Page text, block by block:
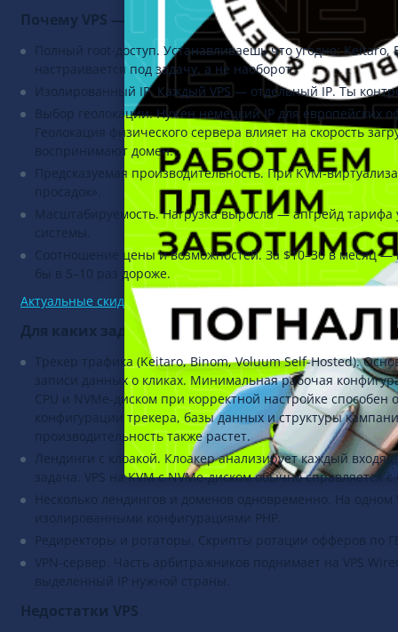
Почему VPS — стандарт для арбитражника
Полный root-доступ. Устанавливаешь что угодно:
настраивается под задачу, а не наоборот.
Изолированный IP. Каждый VPS — отдельный IP. Ты
Выбор геолокации. Нужен немецкий IP для европейских
Геолокация физического сервера влияет на скорость
воспринимают домен.
Предсказуемая производительность. При KVM-
просадок».
Масштабируемость. Нагрузка выросла — апгрейд
системы.
Соотношение цены и возможностей. За $10–30 в месяц
бы в 5–10 раз дороже.
Актуальные скидки на VPS и хостинги
Для каких задач VPS подходит оптимально
Трекер трафика (Keitaro, Binom, Voluum Self-Hosted).
записи данных о кликах. Минимальная рабочая
CPU и NVMe-диском при корректной настройке
конфигурации трекера, базы данных и структуры
производительность также растет.
Лендинги с клоакой. Клоакер анализирует каждый
задача. VPS на KVM с NVMe-диском обычно
Несколько лендингов и доменов одновременно. На
изолированными конфигурациями PHP.
Редиректоры и ротаторы. Скрипты ротации офферов по
VPN-сервер. Часть арбитражников поднимает на VPS
выделенный IP нужной страны.
Недостатки VPS